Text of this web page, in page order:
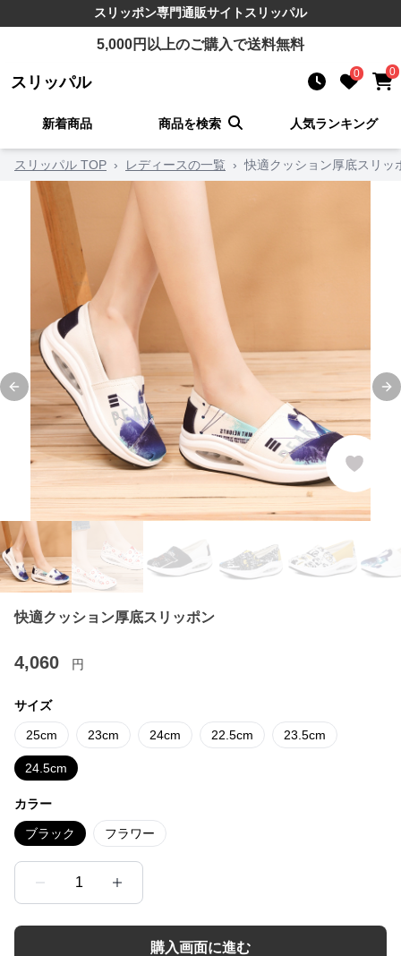
スリッポン専門通販サイト スリッパル
5,000円以上のご購入で送料無料
スリッパル 0 0
新着商品 商品を検索 人気ランキング
スリッパル TOP › レディースの一覧 › 快適クッション厚底スリッ
Previous slide
快適クッション厚底スリッポン
4,060 円
サイズ
25cm 23cm 24cm 22.5cm 23.5cm
24.5cm
カラー
ブラック フラワー
1
購入画面に進む